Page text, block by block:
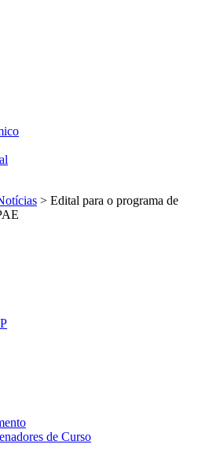
> Edital para o programa de
de Curso